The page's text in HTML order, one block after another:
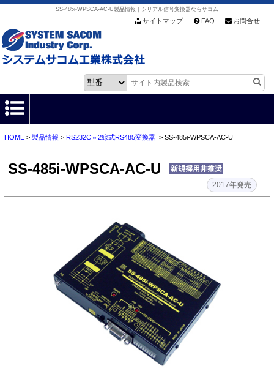
SS-485i-WPSCA-AC-U製品情報｜シリアル信号変換器ならサコム
サイトマップ FAQ お問合せ
HOME
製品情報
各種ダウンロード
お客様サポート
会社情報
お問い合わせ
HOME> 製品情報 > RS232C⇔2線式RS485変換器> SS-485i-WPSCA-AC-U
SS-485i-WPSCA-AC-U
2017年発売